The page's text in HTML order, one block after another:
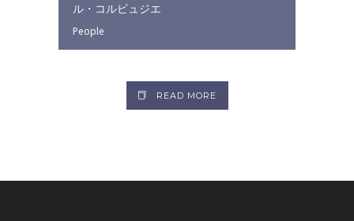
ル・コルビュジエ
People
READ MORE